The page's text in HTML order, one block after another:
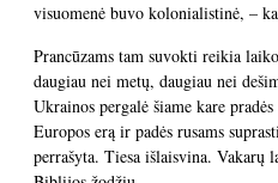
visuomenė buvo kolonialistinė, –
Prancūzams tam suvokti reikia
daugiau nei metų, daugiau nei
Ukrainos pergalė šiame kare
Europos erą ir padės rusams
perrašyta. Tiesa išlaisvina. Vakarų